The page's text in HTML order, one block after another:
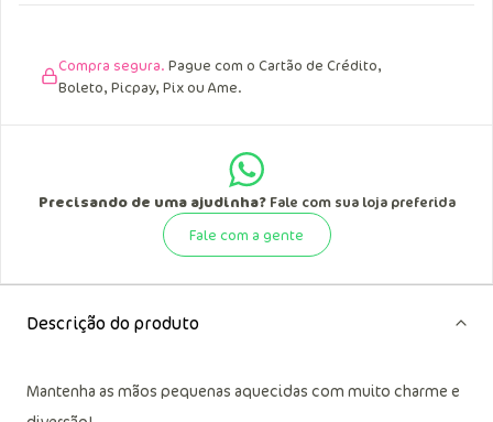
Compra segura. Pague com o Cartão de Crédito,
Boleto, Picpay, Pix ou Ame.
Precisando de uma ajudinha?Fale com sua loja preferida
Fale com a gente
Descrição do produto
Mantenha as mãos pequenas aquecidas com muito charme e